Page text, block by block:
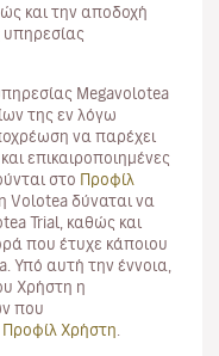
και την αποδοχή
Megavolotea
της εν λόγω
να παρέχει
επικαιροποιημένες
στο Προφίλ
Volotea δύναται να
Trial, καθώς και
που έτυχε κάποιου
Υπό αυτή την έννοια,
Χρήστη η
που
Προφίλ Χρήστη